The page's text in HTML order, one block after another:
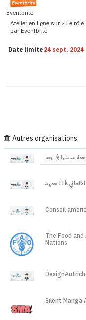
Eventbrite
Atelier en ligne sur « Le
par Eventbrite
Date limite 24 sept. 2024
Autres organisations
سابينزا في روما
معهد IIk الألماني
Conseil
The Food
Nations
Silent Manga